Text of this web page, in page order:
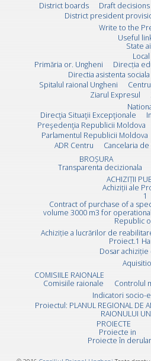
District boards
Draft decisions
District president
Write to the
Useful
State
Local
Primăria or. Ungheni
Direcția
Directia asistenta
Spitalul raional Ungheni
Ziarul Expresul
Direcţia Situaţii Excepţionale
Preşedenţia Republicii Moldova
Parlamentul Republicii Moldova
ADR Centru
Cancelaria
BROȘURA
Transparenta decizionala
ACHIZIȚII
Achiziții ale
1
Contract of purchase of a
volume 3000 m3 for
Republic
Achiziție a lucrărilor de
Proiect.1
Dosar
COMISIILE RAIONALE
Comisiile raionale
Controlul
Indicatori socio-
Proiectul: PLANUL REGIONAL DE
RAIONULUI
PROIECTE
Proiecte in
Proiecte în